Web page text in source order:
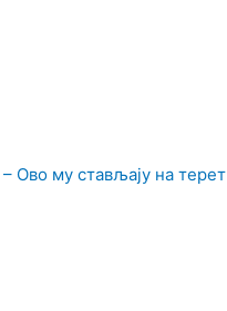
Ово му стављају на терет